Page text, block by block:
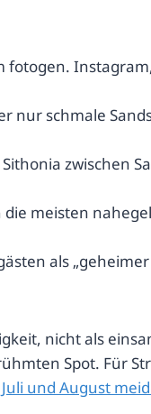
nur schmale
zwischen
meisten
als
nicht als
Spot. Für
und August